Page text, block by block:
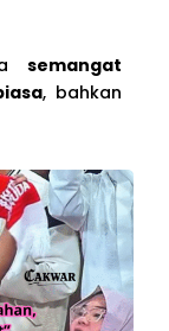
semangat
, bahkan